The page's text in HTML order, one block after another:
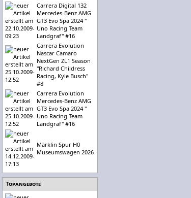
Carrera Digital 132
Mercedes-Benz AMG
GT3 Evo Spa 2024 "
Uno Racing Team
Landgraf" #16
Carrera Evolution
Nascar Camaro
NextGen ZL1 Season
"Richard Childress
Racing, Kyle Busch"
#8
Carrera Evolution
Mercedes-Benz AMG
GT3 Evo Spa 2024 "
Uno Racing Team
Landgraf" #16
Märklin Spur H0
Museumswagen 2026
Topangebote